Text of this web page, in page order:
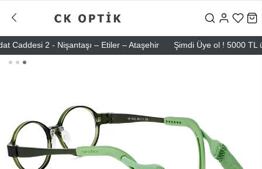
2 - Nişantaşı – Etiler – Ataşehir Şimdi Üye ol ! 5000 TL